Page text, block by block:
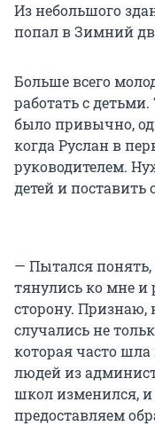
Из небольшого
попал в Зимний
Больше всего
работать с
было привычно,
когда Руслан в
руководителем.
детей и поставить
— Пытался понять,
тянулись ко мне
сторону. Признаю,
случались не
которая часто
людей из
школ изменился,
предоставляем